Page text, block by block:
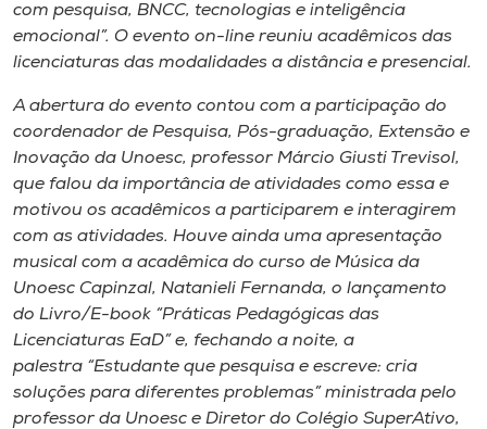
Selecione
com pesquisa, BNCC, tecnologias e inteligência
emocional”. O evento on-line reuniu acadêmicos das
licenciaturas das modalidades a distância e presencial.
A abertura do evento contou com a participação do
coordenador de Pesquisa, Pós-graduação, Extensão e
Inovação da Unoesc, professor Márcio Giusti Trevisol,
que falou da importância de atividades como essa e
motivou os acadêmicos a participarem e interagirem
com as atividades. Houve ainda uma apresentação
musical com a acadêmica do curso de Música da
Unoesc Capinzal, Natanieli Fernanda, o lançamento
do Livro/E-book “Práticas Pedagógicas das
Licenciaturas EaD” e, fechando a noite, a
palestra “Estudante que pesquisa e escreve: cria
soluções para diferentes problemas” ministrada pelo
professor da Unoesc e Diretor do Colégio SuperAtivo,